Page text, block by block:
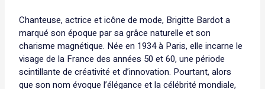
Chanteuse, actrice et icône de mode, Brigitte Bardot a
marqué son époque par sa grâce naturelle et son
charisme magnétique. Née en 1934 à Paris, elle incarne le
visage de la France des années 50 et 60, une période
scintillante de créativité et d’innovation. Pourtant, alors
que son nom évoque l’élégance et la célébrité mondiale,